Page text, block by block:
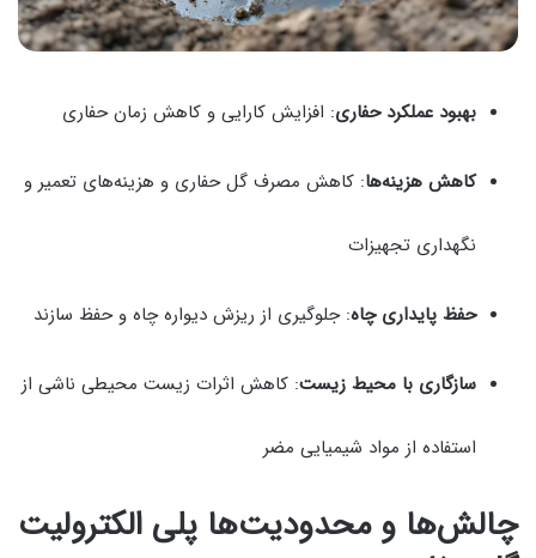
بهبود عملکرد حفاری: افزایش کارایی و کاهش زمان حفاری
کاهش هزینه‌ها: کاهش مصرف گل حفاری و هزینه‌های تعمیر و
نگهداری تجهیزات
حفظ پایداری چاه: جلوگیری از ریزش دیواره چاه و حفظ سازند
سازگاری با محیط زیست: کاهش اثرات زیست محیطی ناشی از
استفاده از مواد شیمیایی مضر
چالش‌ها و محدودیت‌ها پلی الکترولیت